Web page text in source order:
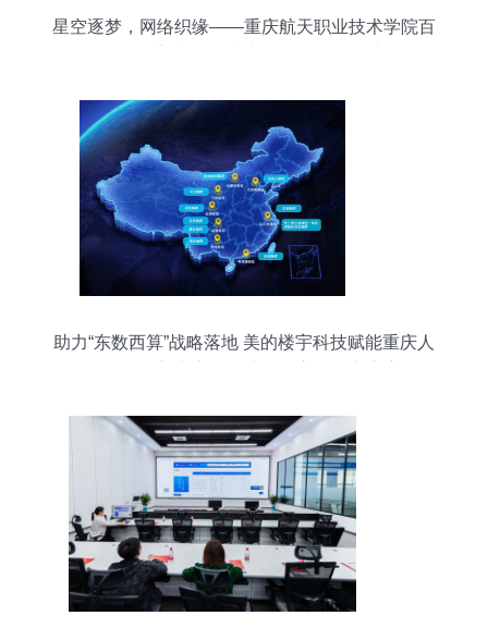
星空逐梦，网络织缘——重庆航天职业技术学院百
助力“东数西算”战略落地 美的楼宇科技赋能重庆人